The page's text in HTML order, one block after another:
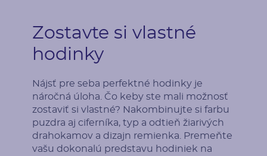
Zostavte si vlastné
hodinky
Nájsť pre seba perfektné hodinky je
náročná úloha. Čo keby ste mali možnosť
zostaviť si vlastné? Nakombinujte si farbu
puzdra aj ciferníka, typ a odtieň žiarivých
drahokamov a dizajn remienka. Premeňte
vašu dokonalú predstavu hodiniek na